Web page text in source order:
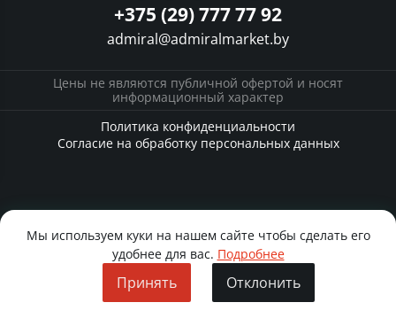
+375 (29) 777 77 92
admiral@admiralmarket.by
Цены не являются публичной офертой и носят
информационный характер
Политика конфиденциальности
Согласие на обработку персональных данных
Мы используем куки на нашем сайте чтобы сделать его
удобнее для вас. Подробнее
Принять Отклонить